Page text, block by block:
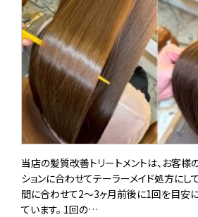
当店の髪質改善トリートメントは、お客様
ションに合わせてテーラーメイド処方にし
間に合わせて2～3ヶ月前後に1回を目安
ています。 1回の…